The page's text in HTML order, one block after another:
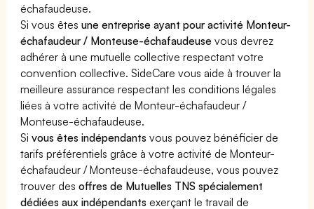
échafaudeuse.
Si vous êtesune entreprise ayant pour activité Monteur-
échafaudeur / Monteuse-échafaudeuse vous devrez
adhérer à une mutuelle collective respectant votre
convention collective. SideCare vous aide à trouver la
meilleure assurance respectant les conditions légales
liées à votre activité de Monteur-échafaudeur /
Monteuse-échafaudeuse.
Sivous êtes indépendants vous pouvez bénéficier de
tarifs préférentiels grâce à votre activité de Monteur-
échafaudeur / Monteuse-échafaudeuse, vous pouvez
trouver desoffres de Mutuelles TNS spécialement
dédiées aux indépendants exerçant le travail de